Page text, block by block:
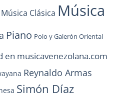
Música Clásica Música
Piano Polo y Galerón Oriental
en musicavenezolana.com
Reynaldo Armas
Simón Díaz